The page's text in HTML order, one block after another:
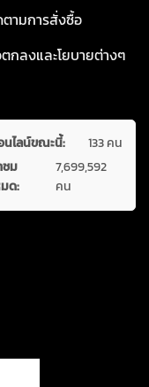
ามการสั่งซื้อ
กลงและโยบายต่างๆ
นไลน์ขณะนี้:
133 คน
ชม
ด:
7,699,592
คน